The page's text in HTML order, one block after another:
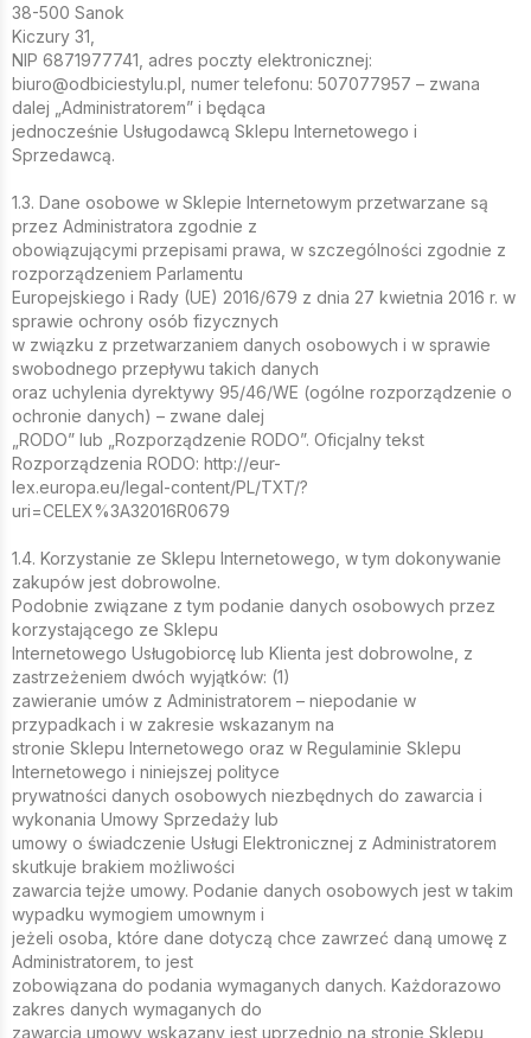
38-500 Sanok
Kiczury 31,
NIP 6871977741, adres poczty elektronicznej:
biuro@odbiciestylu.pl, numer telefonu: 507077957 – zwana
dalej „Administratorem” i będąca
jednocześnie Usługodawcą Sklepu Internetowego i
Sprzedawcą.
1.3. Dane osobowe w Sklepie Internetowym przetwarzane są
przez Administratora zgodnie z
obowiązującymi przepisami prawa, w szczególności zgodnie z
rozporządzeniem Parlamentu
Europejskiego i Rady (UE) 2016/679 z dnia 27 kwietnia 2016 r. w
sprawie ochrony osób fizycznych
w związku z przetwarzaniem danych osobowych i w sprawie
swobodnego przepływu takich danych
oraz uchylenia dyrektywy 95/46/WE (ogólne rozporządzenie o
ochronie danych) – zwane dalej
„RODO” lub „Rozporządzenie RODO”. Oficjalny tekst
Rozporządzenia RODO: http://eur-
lex.europa.eu/legal-content/PL/TXT/?
uri=CELEX%3A32016R0679
1.4. Korzystanie ze Sklepu Internetowego, w tym dokonywanie
zakupów jest dobrowolne.
Podobnie związane z tym podanie danych osobowych przez
korzystającego ze Sklepu
Internetowego Usługobiorcę lub Klienta jest dobrowolne, z
zastrzeżeniem dwóch wyjątków: (1)
zawieranie umów z Administratorem – niepodanie w
przypadkach i w zakresie wskazanym na
stronie Sklepu Internetowego oraz w Regulaminie Sklepu
Internetowego i niniejszej polityce
prywatności danych osobowych niezbędnych do zawarcia i
wykonania Umowy Sprzedaży lub
umowy o świadczenie Usługi Elektronicznej z Administratorem
skutkuje brakiem możliwości
zawarcia tejże umowy. Podanie danych osobowych jest w takim
wypadku wymogiem umownym i
jeżeli osoba, które dane dotyczą chce zawrzeć daną umowę z
Administratorem, to jest
zobowiązana do podania wymaganych danych. Każdorazowo
zakres danych wymaganych do
zawarcia umowy wskazany jest uprzednio na stronie Sklepu